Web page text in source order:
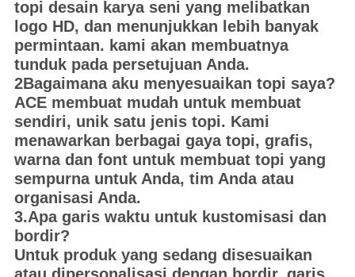
topi desain karya seni yang melibatkan
logo HD, dan menunjukkan lebih banyak
permintaan. kami akan membuatnya
tunduk pada persetujuan Anda.
2Bagaimana aku menyesuaikan topi saya?
ACE membuat mudah untuk membuat
sendiri, unik satu jenis topi. Kami
menawarkan berbagai gaya topi, grafis,
warna dan font untuk membuat topi yang
sempurna untuk Anda, tim Anda atau
organisasi Anda.
3.Apa garis waktu untuk kustomisasi dan
bordir?
Untuk produk yang sedang disesuaikan